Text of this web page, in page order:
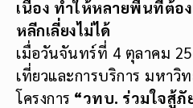
เนื่อง ทำให้หลายพื้นที่ต้
หลีกเลี่ยงไม่ได้
เมื่อวันจันทร์ที่ 4 ตุลาคม
เที่ยวและการบริการ มหาวิ
โครงการ “วทบ. ร่วมใจสู้ภั